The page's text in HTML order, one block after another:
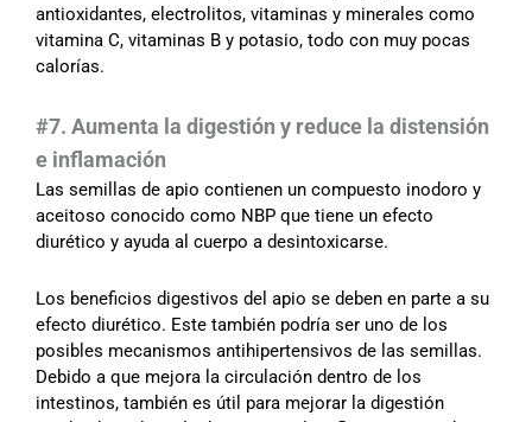
antioxidantes, electrolitos, vitaminas y minerales como
vitamina C, vitaminas B y potasio, todo con muy pocas
calorías.
#7. Aumenta la digestión y reduce la distensión
e inflamación
Las semillas de apio contienen un compuesto inodoro y
aceitoso conocido como NBP que tiene un efecto
diurético y ayuda al cuerpo a desintoxicarse.
Los beneficios digestivos del apio se deben en parte a su
efecto diurético. Este también podría ser uno de los
posibles mecanismos antihipertensivos de las semillas.
Debido a que mejora la circulación dentro de los
intestinos, también es útil para mejorar la digestión